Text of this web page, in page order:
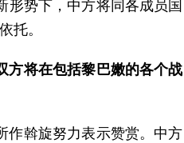
形势下，中方将同各成员国
托。
方将在包括黎巴嫩的各个战
作斡旋努力表示赞赏。中方